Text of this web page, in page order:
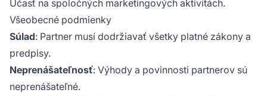
Účasť na spoločných marketingových aktivitách.
Všeobecné podmienky
Súlad: Partner musí dodržiavať všetky platné zákony a
predpisy.
Neprenášateľnosť: Výhody a povinnosti partnerov sú
neprenášateľné.